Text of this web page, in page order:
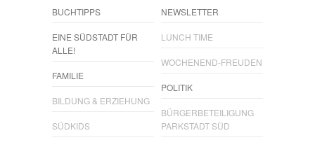
BUCHTIPPS
EINE SÜDSTADT FÜR
ALLE!
FAMILIE
BILDUNG & ERZIEHUNG
SÜDKIDS
NEWSLETTER
LUNCH TIME
WOCHENEND-FREUDEN
POLITIK
BÜRGERBETEILIGUNG
PARKSTADT SÜD